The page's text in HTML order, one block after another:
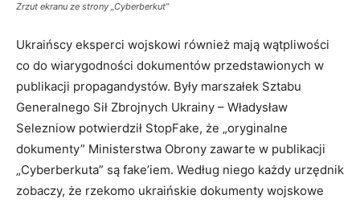
Zrzut ekranu ze strony „Cyberberkut”
Ukraińscy eksperci wojskowi również mają wątpliwości
co do wiarygodności dokumentów przedstawionych w
publikacji propagandystów. Były marszałek Sztabu
Generalnego Sił Zbrojnych Ukrainy – Władysław
Selezniow potwierdził StopFake, że „oryginalne
dokumenty” Ministerstwa Obrony zawarte w publikacji
„Cyberberkuta” są fake’iem. Według niego każdy urzędnik
zobaczy, że rzekomo ukraińskie dokumenty wojskowe